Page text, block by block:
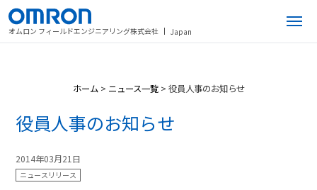
オムロン フィールドエンジニアリング株式会社 Japan
ホーム > ニュース一覧 > 役員人事のお知らせ
役員人事のお知らせ
2014年03月21日
ニュースリリース